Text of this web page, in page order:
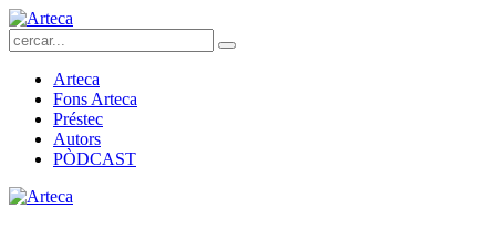
Arteca
Fons Arteca
Préstec
Autors
PÒDCAST